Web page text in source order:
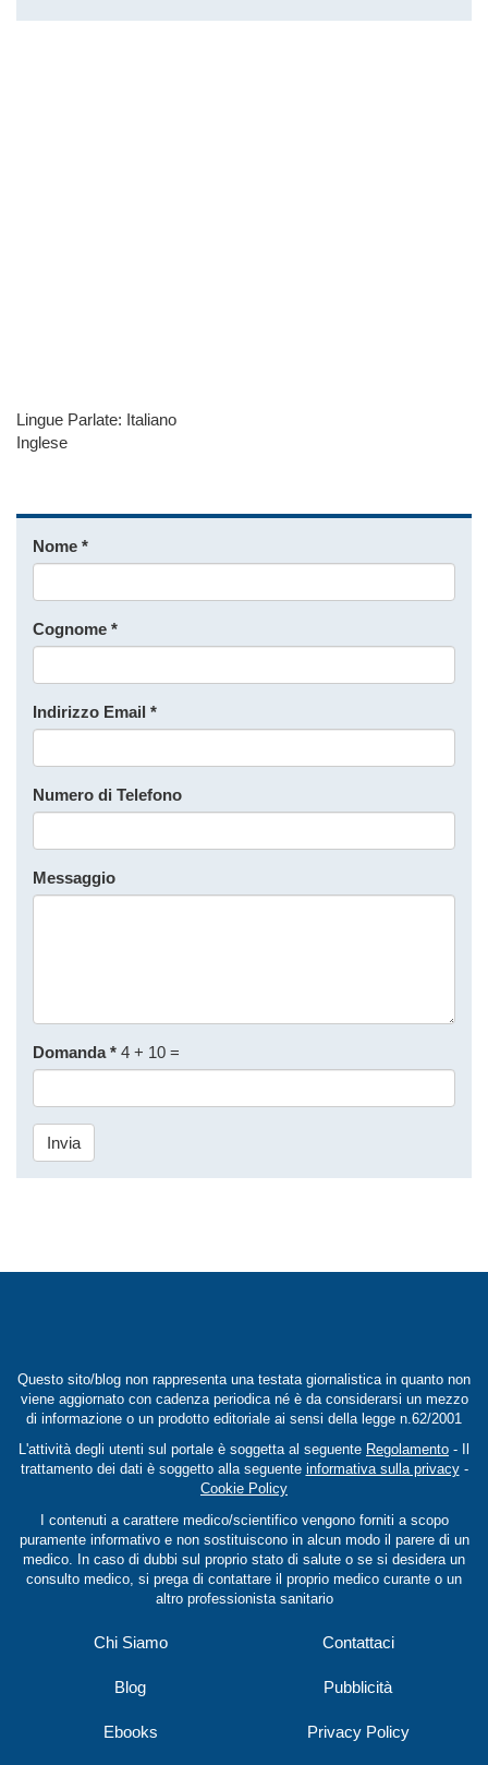
Lingue Parlate: Italiano
Inglese
Nome *
Cognome *
Indirizzo Email *
Numero di Telefono
Messaggio
Domanda* 4 + 10 =
Invia
Questo sito/blog non rappresenta una testata giornalistica in quanto non
viene aggiornato con cadenza periodica né è da considerarsi un mezzo
di informazione o un prodotto editoriale ai sensi della legge n.62/2001
L'attività degli utenti sul portale è soggetta al seguente Regolamento - Il
trattamento dei dati è soggetto alla seguente informativa sulla privacy-
Cookie Policy
I contenuti a carattere medico/scientifico vengono forniti a scopo
puramente informativo e non sostituiscono in alcun modo il parere di un
medico. In caso di dubbi sul proprio stato di salute o se si desidera un
consulto medico, si prega di contattare il proprio medico curante o un
altro professionista sanitario
Chi Siamo Contattaci
Blog Pubblicità
Ebooks Privacy Policy